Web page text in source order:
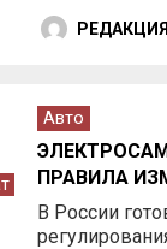
РЕДАКЦИЯ
Авто
ПРАВИЛА
В России